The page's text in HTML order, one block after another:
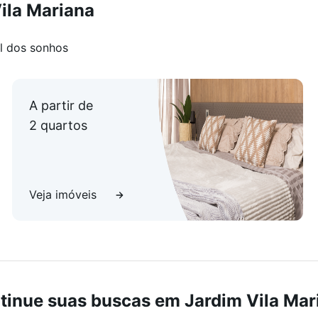
Paulo
oferece fácil acesso a transporte público,
região, com ampla oferta de comércios, serviços,
bancos e farmácias;
Mariana
dos sonhos
A partir de
2 quartos
Veja imóveis
suas buscas em Jardim Vila